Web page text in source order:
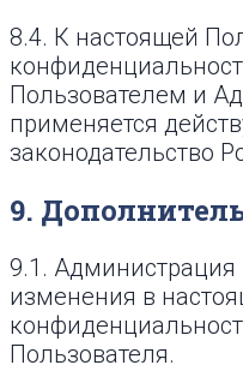
8.4. К настоящей
Пользователем и
применяется
законодательство
9.
9.1. Администрация
изменения в
Пользователя.